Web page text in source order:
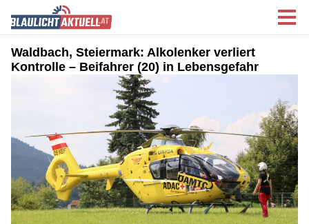
Waldbach, Steiermark: Alkolenker verliert
Kontrolle – Beifahrer (20) in Lebensgefahr